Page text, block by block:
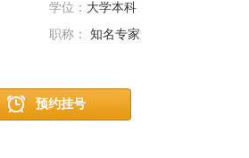
学位： 大学本科
职称：
知名专家
预约挂号